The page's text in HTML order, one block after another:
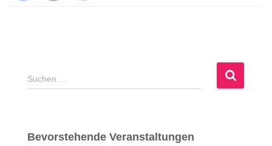
S
u
n
Suchen …
Bevorstehende Veranstaltungen